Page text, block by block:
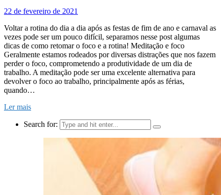
22 de fevereiro de 2021
Voltar a rotina do dia a dia após as festas de fim de ano e carnaval as
vezes pode ser um pouco difícil, separamos nesse post algumas
dicas de como retomar o foco e a rotina! Meditação e foco
Geralmente estamos rodeados por diversas distrações que nos fazem
perder o foco, comprometendo a produtividade de um dia de
trabalho. A meditação pode ser uma excelente alternativa para
devolver o foco ao trabalho, principalmente após as férias,
quando…
Ler mais
Search for: